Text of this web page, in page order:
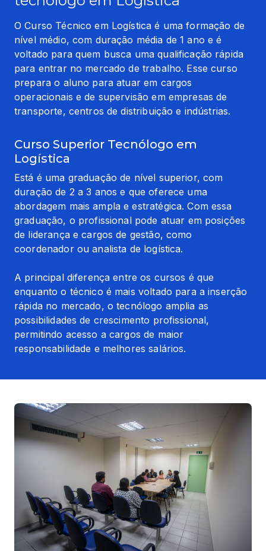
O Curso Técnico em Logística é uma formação de
nível médio, com duração média de 1 ano e é
voltado para quem busca uma qualificação rápida
para entrar no mercado de trabalho. Esse curso
prepara o aluno para atuar em cargos
operacionais e de supervisão em empresas de
transporte, centros de distribuição e indústrias.
Curso Superior Tecnólogo em
Logística
Está é uma graduação de nível superior, com
duração de 2 a 3 anos e que oferece uma
abordagem mais ampla e estratégica. Com essa
graduação, o profissional pode atuar em posições
de liderança e cargos de gestão, como
coordenador ou analista de logística.
A principal diferença entre os cursos é que
enquanto o técnico é mais voltado para a inserção
rápida no mercado, o tecnólogo amplia as
possibilidades de crescimento profissional,
permitindo acesso a cargos de maior
responsabilidade e melhores salários.